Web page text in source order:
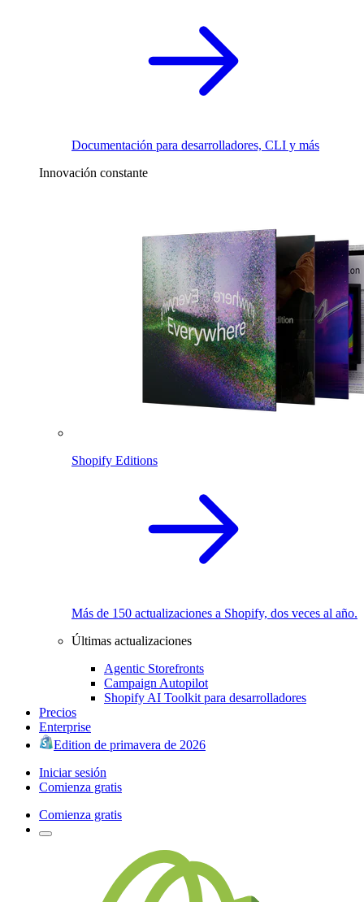
Documentación para desarrolladores, CLI y más
Innovación constante
Shopify Editions
Más de 150 actualizaciones a Shopify, dos veces al año.
Últimas actualizaciones
Agentic Storefronts
Campaign Autopilot
Shopify AI Toolkit para desarrolladores
Precios
Enterprise
Edition de primavera de 2026
Iniciar sesión
Comienza gratis
Comienza gratis